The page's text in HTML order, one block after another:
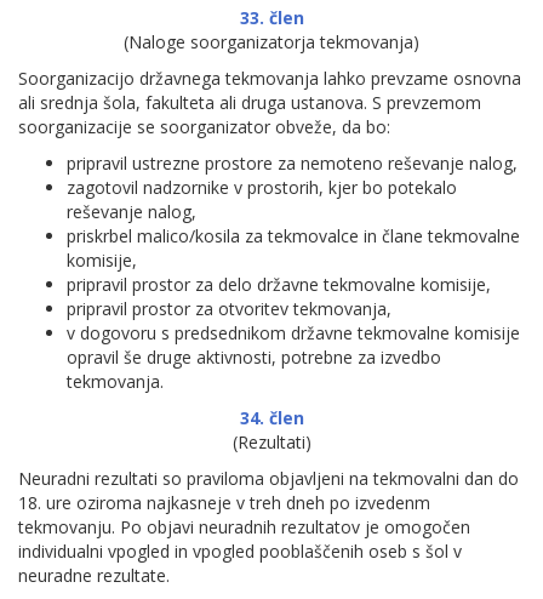
33. člen
(Naloge soorganizatorja tekmovanja)
Soorganizacijo državnega tekmovanja lahko prevzame osnovna
ali srednja šola, fakulteta ali druga ustanova. S prevzemom
soorganizacije se soorganizator obveže, da bo:
pripravil ustrezne prostore za nemoteno reševanje nalog,
zagotovil nadzornike v prostorih, kjer bo potekalo
reševanje nalog,
priskrbel malico/kosila za tekmovalce in člane tekmovalne
komisije,
pripravil prostor za delo državne tekmovalne komisije,
pripravil prostor za otvoritev tekmovanja,
v dogovoru s predsednikom državne tekmovalne komisije
opravil še druge aktivnosti, potrebne za izvedbo
tekmovanja.
34. člen
(Rezultati)
Neuradni rezultati so praviloma objavljeni na tekmovalni dan do
18. ure oziroma najkasneje v treh dneh po izvedenm
tekmovanju. Po objavi neuradnih rezultatov je omogočen
individualni vpogled in vpogled pooblaščenih oseb s šol v
neuradne rezultate.